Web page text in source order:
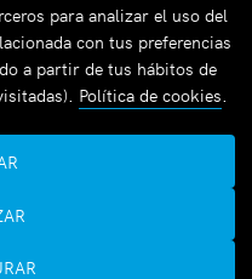
para analizar el uso del
con tus preferencias
a partir de tus hábitos de
Política de cookies.